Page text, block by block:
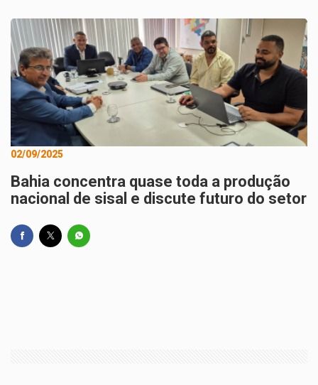
02/09/2025
Bahia concentra quase toda a produção
nacional de sisal e discute futuro do setor